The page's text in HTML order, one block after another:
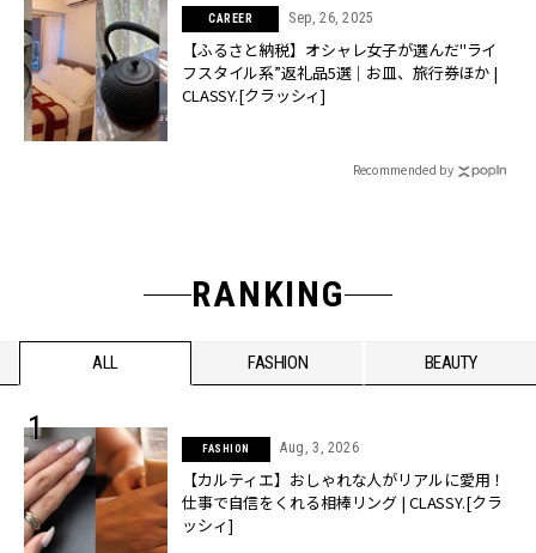
CAREER Sep, 26, 2025
【ふるさと納税】オシャレ女子が選んだ"ライ
フスタイル系”返礼品5選｜お皿、旅行券ほか |
CLASSY.[クラッシィ]
Recommended by
RANKING
ALL FASHION BEAUTY
FASHION Aug, 3, 2026
【カルティエ】おしゃれな人がリアルに愛用！
仕事で自信をくれる相棒リング | CLASSY.[クラ
ッシィ]